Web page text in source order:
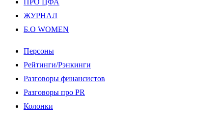
ПРО ЦФА
ЖУРНАЛ
Б.О WOMEN
Персоны
Рейтинги/Рэнкинги
Разговоры финансистов
Разговоры про PR
Колонки